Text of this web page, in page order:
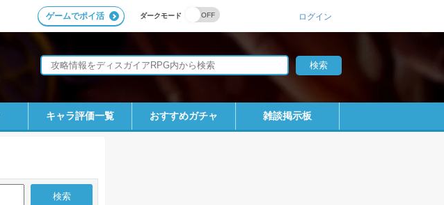
ダークモード
ゲームでポイ活 ログイン
キャラ評価一覧 おすすめガチャ 雑談掲示板